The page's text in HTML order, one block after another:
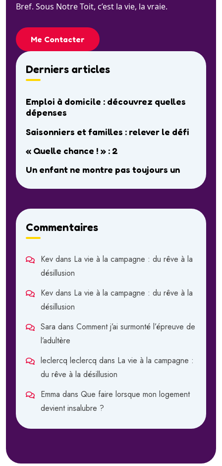
Bref. Sous Notre Toit, c’est la vie, la vraie.
Me Contacter
Derniers articles
Emploi à domicile : découvrez quelles
dépenses
Saisonniers et familles : relever le défi
« Quelle chance ! » : 2
Un enfant ne montre pas toujours un
Commentaires
Kev dans La vie à la campagne : du rêve à la
désillusion
Kev dans La vie à la campagne : du rêve à la
désillusion
Sara dans Comment j’ai surmonté l’épreuve de
l’adultère
leclercq leclercq dans La vie à la campagne :
du rêve à la désillusion
Emma dans Que faire lorsque mon logement
devient insalubre ?